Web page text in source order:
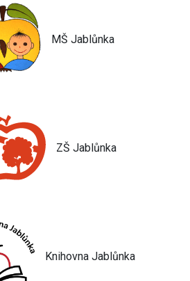
MŠ Jablůnka
ZŠ Jablůnka
Knihovna Jablůnka